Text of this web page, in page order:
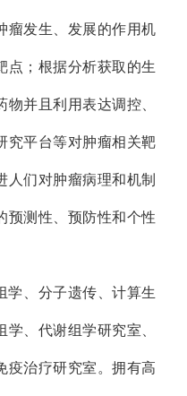
瘤发生、发展的作用机
点；根据分析获取的生
并且利用表达调控、
究平台等对肿瘤相关靶
人们对肿瘤病理和机制
预测性、预防性和个性
、分子遗传、计算生
、代谢组学研究室、
疫治疗研究室。拥有高